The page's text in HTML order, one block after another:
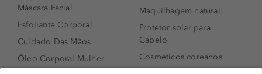
Máscara Facial
Esfoliante Corporal
Cuidado Das Mãos
Óleo Corporal Mulher
Maquilhagem natural
Protetor solar para
Cabelo
Cosméticos coreanos